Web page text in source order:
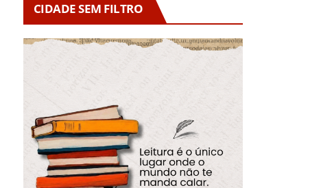
CIDADE SEM FILTRO